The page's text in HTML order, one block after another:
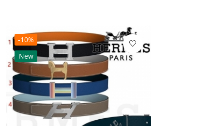
-10%
New